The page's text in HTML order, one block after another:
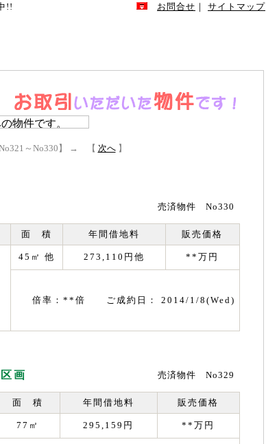
!! お問合せ ｜ サイトマップ
～No330】 → 【 次へ】
売済物件 No330
面 積 年間借地料 販売価格
45㎡ 他 273,110円他 **万円
倍率：**倍 ご成約日： 2014/1/8(Wed)
画 売済物件 No329
面 積 年間借地料 販売価格
77㎡ 295,159円 **万円